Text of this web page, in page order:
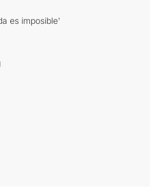
es imposible'